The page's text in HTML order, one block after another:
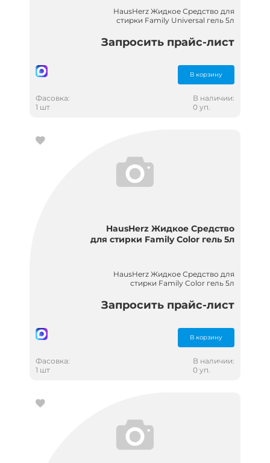
HausHerz Жидкое Средство для
стирки Family Universal гель 5л
Запросить прайс-лист
В корзину
Фасовка:
1 шт
В наличии:
0 уп.
HausHerz Жидкое Средство
для стирки Family Color гель 5л
HausHerz Жидкое Средство для
стирки Family Color гель 5л
Запросить прайс-лист
В корзину
Фасовка:
1 шт
В наличии:
0 уп.